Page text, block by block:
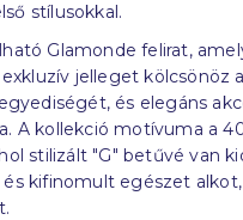
stílusokkal.
Glamonde felirat,
jelleget kölcsönöz
és elegáns
A kollekció motívuma a
stilizált "G" betűvé van
kifinomult egészet